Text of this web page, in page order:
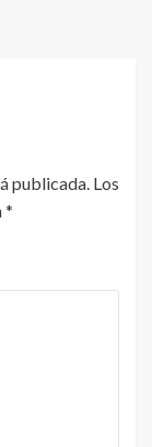
publicada. Los
*